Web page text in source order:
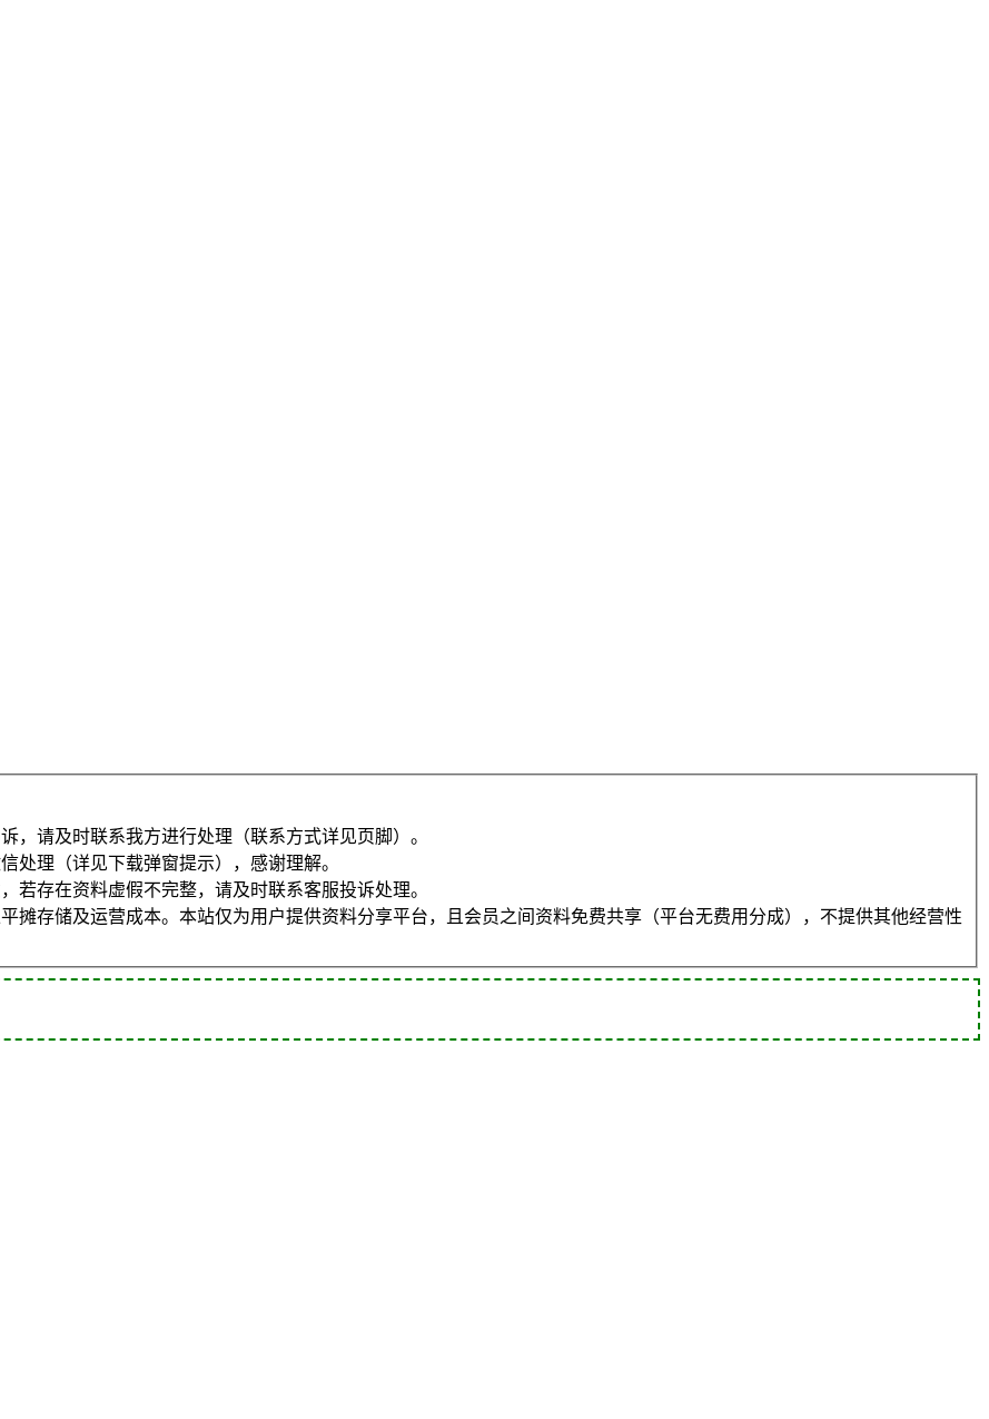
请及时联系我方进行处理（联系方式详见页脚）。
理（详见下载弹窗提示），感谢理解。
存在资料虚假不完整，请及时联系客服投诉处理。
存储及运营成本。本站仅为用户提供资料分享平台，且会员之间资料免费共享（平台无费用分成），不提供其他经营性